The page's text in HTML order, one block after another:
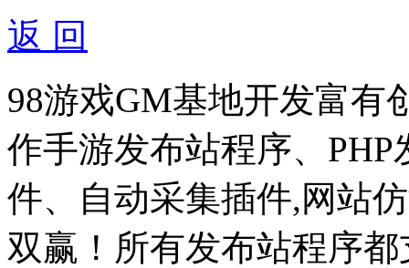
返 回
98游戏GM基地开发富有
作手游发布站程序、
件、自动采集插件,网站
双赢！所有发布站程序